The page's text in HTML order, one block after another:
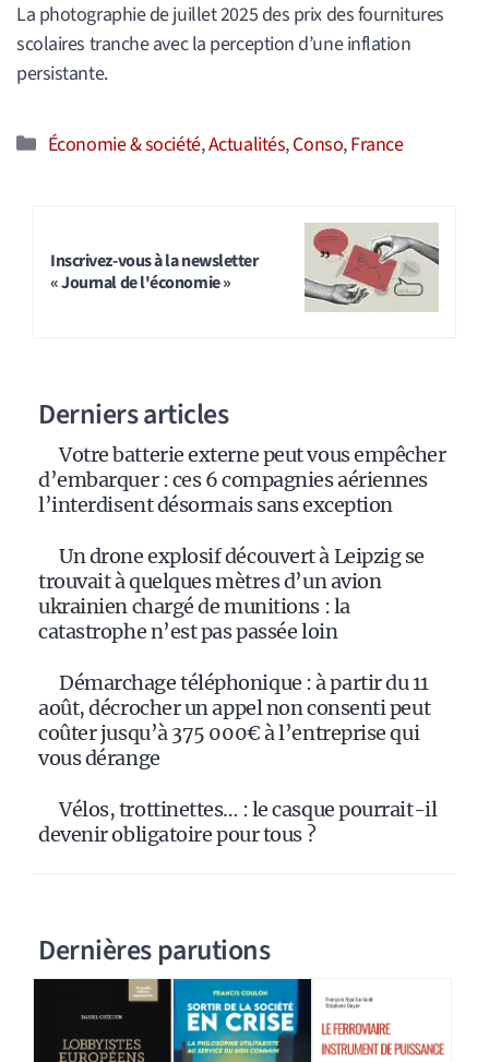
La photographie de juillet 2025 des prix des fournitures
scolaires tranche avec la perception d’une inflation
persistante.
Catégories
Économie & société,Actualités,Conso,France
Inscrivez-vous à la newsletter
« Journal de l'économie »
Derniers articles
Votre batterie externe peut vous empêcher
d’embarquer : ces 6 compagnies aériennes
l’interdisent désormais sans exception
Un drone explosif découvert à Leipzig se
trouvait à quelques mètres d’un avion
ukrainien chargé de munitions : la
catastrophe n’est pas passée loin
Démarchage téléphonique : à partir du 11
août, décrocher un appel non consenti peut
coûter jusqu’à 375 000€ à l’entreprise qui
vous dérange
Vélos, trottinettes… : le casque pourrait-il
devenir obligatoire pour tous ?
Dernières parutions